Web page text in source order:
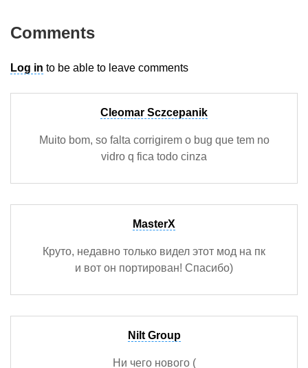
Comments
Log in to be able to leave comments
Cleomar Sczcepanik
Muito bom, so falta corrigirem o bug que tem no
vidro q fica todo cinza
MasterX
Круто, недавно только видел этот мод на пк
и вот он портирован! Спасибо)
Nilt Group
Ни чего нового (